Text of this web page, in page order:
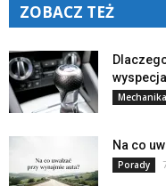
ZOBACZ TEŻ
Mechanika
Na co
Porady